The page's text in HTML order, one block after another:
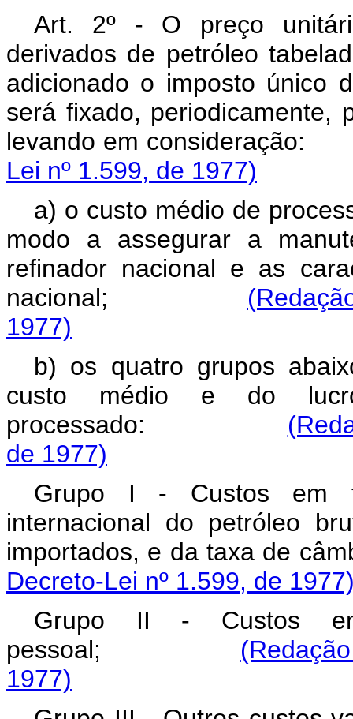
Art. 2º - O preço
derivados de petróleo
adicionado o imposto único
será fixado, periodicamente,
levando em
Lei nº 1.599, de 1977)
a) o custo médio de
modo a assegurar a
refinador nacional e as
nacional;
1977)
b) os quatro grupos
custo médio e do
processado:
de 1977)
Grupo I - Custos em
internacional do petróleo
importados, e da
Decreto-Lei nº 1.599, de
Grupo II - Custos
pessoal;
1977)